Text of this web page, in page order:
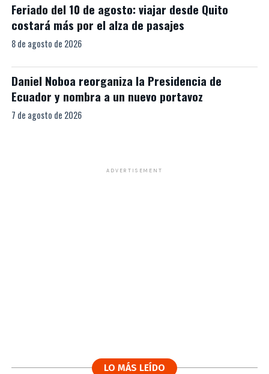
Feriado del 10 de agosto: viajar desde Quito
costará más por el alza de pasajes
8 de agosto de 2026
Daniel Noboa reorganiza la Presidencia de
Ecuador y nombra a un nuevo portavoz
7 de agosto de 2026
ADVERTISEMENT
LO MÁS LEÍDO